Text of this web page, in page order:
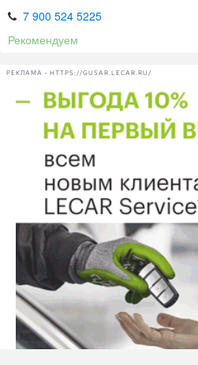
7 900 524 5225
Рекомендуем
РЕКЛАМА • HTTPS://GUSAR.LECAR.RU/